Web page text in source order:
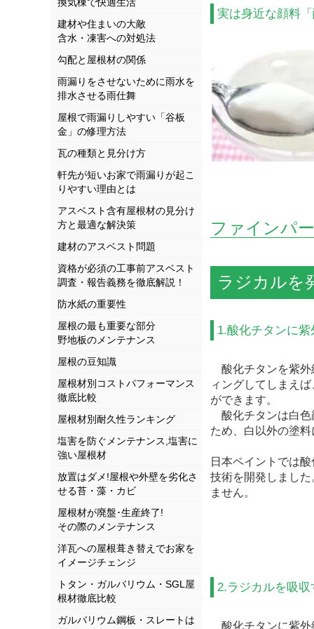
建材や住まいの大敵
含水・凍害への対処法
勾配と屋根材の関係
雨漏りをさせないために雨水を
排水させる雨仕舞
屋根で雨漏りしやすい「谷板
金」の修理方法
瓦の種類と見分け方
軒先が短いお家で雨漏りが起こ
りやすい理由とは
アスベスト含有屋根材の見分け
方と最適な解決策
建材のアスベスト問題
資格が必須の工事前アスベスト
調査・報告義務を徹底解説！
防水紙の重要性
屋根の最も重要な部分
野地板のメンテナンス
屋根の豆知識
屋根材別コストパフォーマンス
徹底比較
屋根材別耐久性ランキング
塩害を防ぐメンテナンス,塩害に
強い屋根材
放置はダメ!屋根や外壁を劣化さ
せる苔・藻・カビ
屋根材が廃盤･生産終了!
その際のメンテナンス
洋瓦への屋根葺き替えでお家を
イメージチェンジ
トタン・ガルバリウム・SGL屋
根材徹底比較
ガルバリウム鋼板・スレートは
実は身近な顔料
ファインパ
ラジカルを
1.酸化チタンに
酸化チタンを紫外
ィングしてしまえ
ができます。
酸化チタンは白色
ため、白以外の塗
日本ペイントでは
技術を開発しまし
ません。
2.ラジカルを吸
酸化チタンに紫外